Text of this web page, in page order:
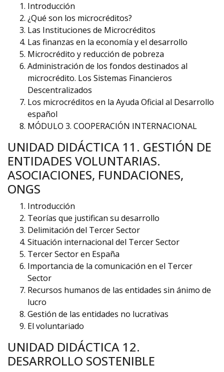
Introducción
¿Qué son los microcréditos?
Las Instituciones de Microcréditos
Las finanzas en la economía y el desarrollo
Microcrédito y reducción de pobreza
Administración de los fondos destinados al
microcrédito. Los Sistemas Financieros
Descentralizados
Los microcréditos en la Ayuda Oficial al Desarrollo
español
MÓDULO 3. COOPERACIÓN INTERNACIONAL
UNIDAD DIDÁCTICA 11. GESTIÓN DE
ENTIDADES VOLUNTARIAS.
ASOCIACIONES, FUNDACIONES,
ONGS
Introducción
Teorías que justifican su desarrollo
Delimitación del Tercer Sector
Situación internacional del Tercer Sector
Tercer Sector en España
Importancia de la comunicación en el Tercer
Sector
Recursos humanos de las entidades sin ánimo de
lucro
Gestión de las entidades no lucrativas
El voluntariado
UNIDAD DIDÁCTICA 12.
DESARROLLO SOSTENIBLE